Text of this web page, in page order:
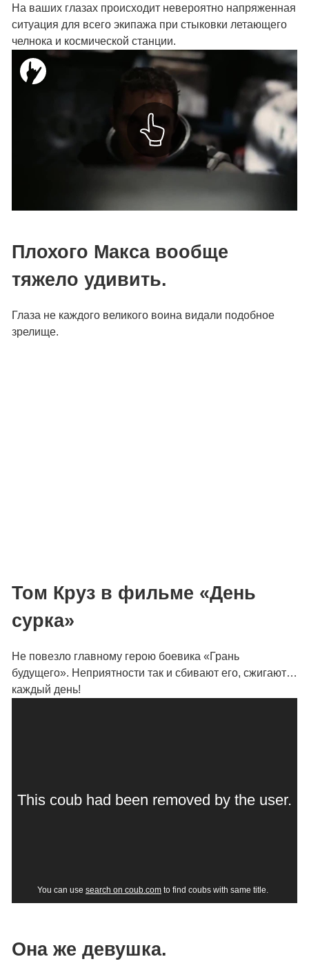
На ваших глазах происходит невероятно напряженная
ситуация для всего экипажа при стыковки летающего
челнока и космической станции.
Плохого Макса вообще
тяжело удивить.
Глаза не каждого великого воина видали подобное
зрелище.
Том Круз в фильме «День
сурка»
Не повезло главному герою боевика «Грань
будущего». Неприятности так и сбивают его, сжигают…
каждый день!
Она же девушка.